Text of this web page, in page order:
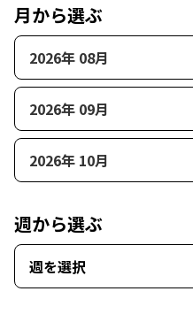
月から選ぶ
2026年 08月
2026年 09月
2026年 10月
週から選ぶ
週を選択